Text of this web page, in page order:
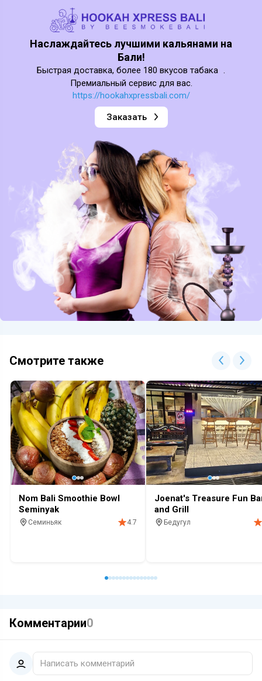
Наслаждайтесь лучшими кальянами на
Бали!
Быстрая доставка, более 180 вкусов табака .
Премиальный сервис для вас.
https://hookahxpressbali.com/
Заказать
Смотрите также
Nom Bali Smoothie Bowl
Seminyak
Семиньяк
4.7
Joenat's Treasure Fun
and Grill
Бедугул
Комментарии0
Написать комментарий